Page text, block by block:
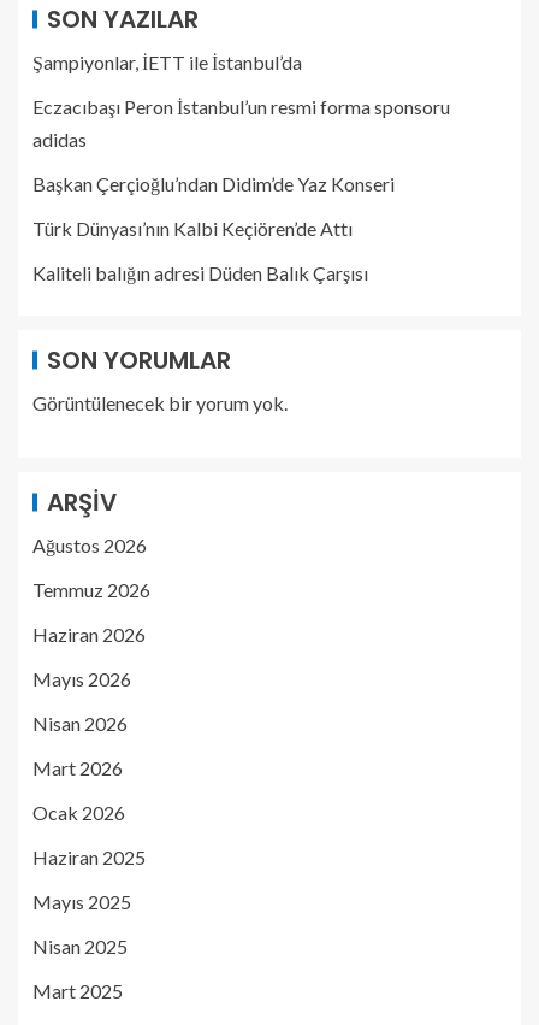
SON YAZILAR
Şampiyonlar, İETT ile İstanbul’da
Eczacıbaşı Peron İstanbul’un resmi forma sponsoru
adidas
Başkan Çerçioğlu’ndan Didim’de Yaz Konseri
Türk Dünyası’nın Kalbi Keçiören’de Attı
Kaliteli balığın adresi Düden Balık Çarşısı
SON YORUMLAR
Görüntülenecek bir yorum yok.
ARŞIV
Ağustos 2026
Temmuz 2026
Haziran 2026
Mayıs 2026
Nisan 2026
Mart 2026
Ocak 2026
Haziran 2025
Mayıs 2025
Nisan 2025
Mart 2025